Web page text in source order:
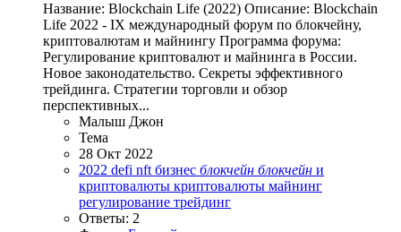
Название: Blockchain Life (2022) Описание: Blockchain
Life 2022 - IХ международный форум по блокчейну,
криптовалютам и майнингу Программа форума:
Регулирование криптовалют и майнинга в России.
Новое законодательство. Секреты эффективного
трейдинга. Стратегии торговли и обзор
перспективных...
Малыш Джон
Тема
28 Окт 2022
2022 defi nft бизнес блокчейн блокчейн и
криптовалюты криптовалюты майнинг
регулирование трейдинг
Ответы: 2